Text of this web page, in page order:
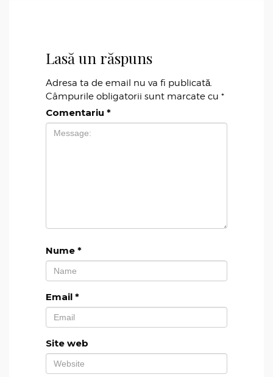
Lasă un răspuns
Adresa ta de email nu va fi publicată.
Câmpurile obligatorii sunt marcate cu *
Comentariu *
Nume *
Email *
Site web